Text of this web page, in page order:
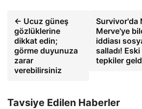
← Ucuz güneş
gözlüklerine
dikkat edin;
görme duyunuza
zarar
verebilirsiniz
Survivor'da
Merve'ye
iddiası
salladı! Eski
tepkiler
Tavsiye Edilen Haberler